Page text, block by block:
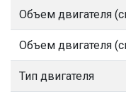
Объем двигателя
Объем двигателя
Тип двигателя